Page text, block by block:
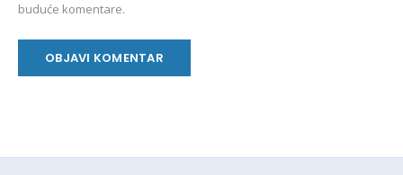
buduće komentare.